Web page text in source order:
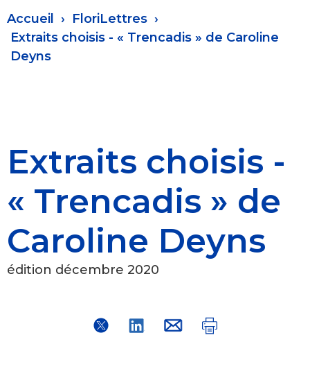
Fil
d'Ariane
Accueil
FloriLettres
Extraits choisis - « Trencadis » de Caroline
Deyns
Extraits choisis -
« Trencadis » de
Caroline Deyns
édition décembre 2020